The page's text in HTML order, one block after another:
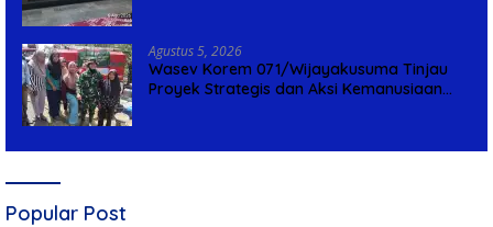
Agustus 5, 2026
Wasev Korem 071/Wijayakusuma Tinjau
Proyek Strategis dan Aksi Kemanusiaan
Popular Post